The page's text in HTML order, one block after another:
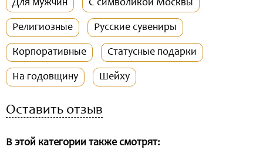
Для мужчин С символикой Москвы
Религиозные Русские сувениры
Корпоративные Статусные подарки
На годовщину Шейху
Оставить отзыв
В этой категории также смотрят: